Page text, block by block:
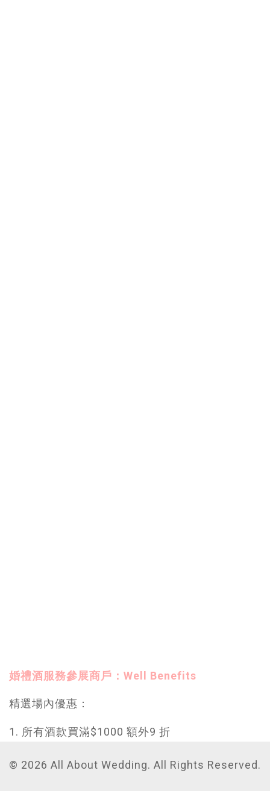
婚禮酒服務參展商戶：Well Benefits
精選場內優惠：
1. 所有酒款買滿$1000 額外9 折
© 2026 All About Wedding. All Rights Reserved.